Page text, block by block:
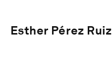
Esther Pérez Ruiz